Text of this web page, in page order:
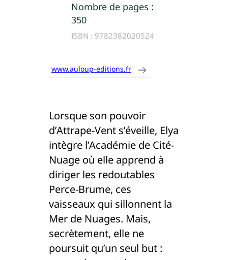
Nombre de pages :
350
ISBN : 9782382020524
www.auloup-editions.fr
Lorsque son pouvoir
d’Attrape-Vent s’éveille, Elya
intègre l’Académie de Cité-
Nuage où elle apprend à
diriger les redoutables
Perce-Brume, ces
vaisseaux qui sillonnent la
Mer de Nuages. Mais,
secrètement, elle ne
poursuit qu’un seul but :